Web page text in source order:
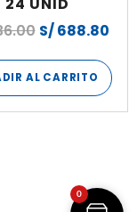
S/688.80
AL CARRITO
0